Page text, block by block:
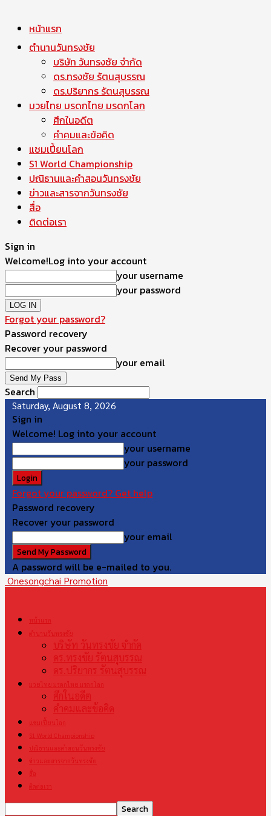
หน้าแรก
ตำนานวันทรงชัย
บริษัท วันทรงชัย จำกัด
ดร.ทรงชัย รัตนสุบรรณ
ดร.ปริยากร รัตนสุบรรณ
มวยไทย มรดกไทย มรดกโลก
ศึกในอดีต
คำคมและข้อคิด
แชมเปี้ยนโลก
S1 World Championship
ปณิธานและคำสอนวันทรงชัย
ข่าวและสารจากวันทรงชัย
สื่อ
ติดต่อเรา
Sign in
Welcome!Log into your account
your username
your password
Forgot your password?
Password recovery
Recover your password
your email
Search
Saturday, August 8, 2026
Sign in
Welcome! Log into your account
your username
your password
Forgot your password? Get help
Password recovery
Recover your password
your email
A password will be e-mailed to you.
Onesongchai Promotion
หน้าแรก
ตำนานวันทรงชัย
บริษัท วันทรงชัย จำกัด
ดร.ทรงชัย รัตนสุบรรณ
ดร.ปริยากร รัตนสุบรรณ
มวยไทย มรดกไทย มรดกโลก
ศึกในอดีต
คำคมและข้อคิด
แชมเปี้ยนโลก
S1 World Championship
ปณิธานและคำสอนวันทรงชัย
ข่าวและสารจากวันทรงชัย
สื่อ
ติดต่อเรา